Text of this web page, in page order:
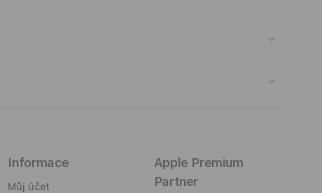
Informace
Můj účet
Apple Premium
Partner